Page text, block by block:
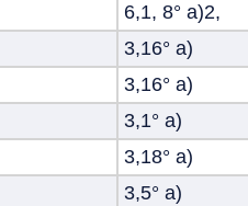
6,1, 8° а)2,
3,16° а)
3,16° а)
3,1° а)
3,18° а)
3,5° а)